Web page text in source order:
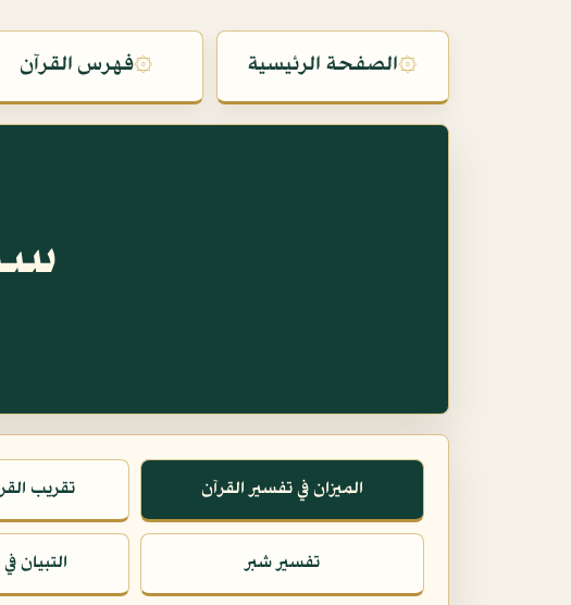
۞الصفحة الرئيسية ۞فهرس القرآن
الميزان في تفسير القرآن تقريب
تفسير شبر التبيان